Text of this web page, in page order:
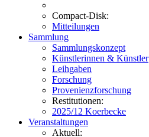
Compact-Disk:
Mitteilungen
Sammlung
Sammlungskonzept
Künstlerinnen & Künstler
Leihgaben
Forschung
Provenienzforschung
Restitutionen:
2025/12 Koerbecke
Veranstaltungen
Aktuell: